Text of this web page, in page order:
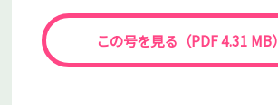
この号を見る（PDF 4.31 MB）